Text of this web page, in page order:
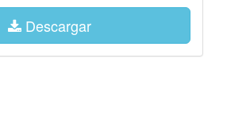
Descargar